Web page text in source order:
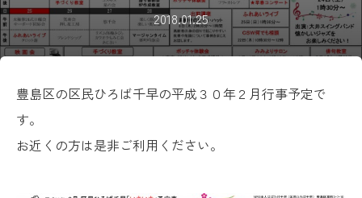
2018.01.25
豊島区の区民ひろば千早の平成３０年２月行事予定で
す。
お近くの方は是非ご利用ください。